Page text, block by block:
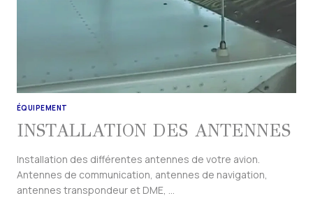
ÉQUIPEMENT
INSTALLATION DES ANTENNES
Installation des différentes antennes de votre avion.
Antennes de communication, antennes de navigation,
antennes transpondeur et DME, …